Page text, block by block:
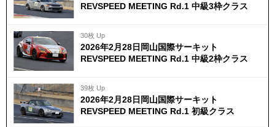
REVSPEED MEETING Rd.1 中級3枠クラス
30枚 Up
2026年2月28日岡山国際サーキット
REVSPEED MEETING Rd.1 中級2枠クラス
39枚 Up
2026年2月28日岡山国際サーキット
REVSPEED MEETING Rd.1 初級クラス